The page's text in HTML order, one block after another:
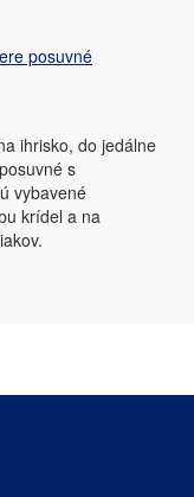
posuvné
ihrisko, do jedálne
s
vybavené
krídel a na